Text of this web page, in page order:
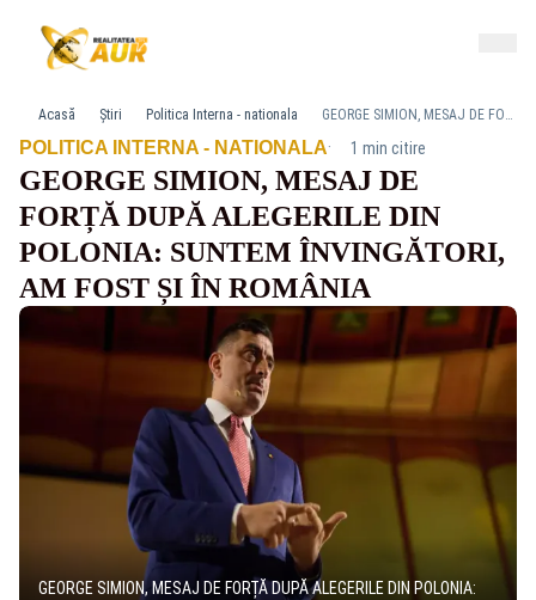
Acasă Știri Politica Interna - nationala GEORGE SIMION, MESAJ DE FORȚĂ DUPĂ ALEGERILE DIN POLONIA: SUNTEM ÎNVINGĂTORI, AM FOST ȘI ÎN ROMÂNIA
POLITICA INTERNA - NATIONALA· 1 min citire
GEORGE SIMION, MESAJ DE
FORȚĂ DUPĂ ALEGERILE DIN
POLONIA: SUNTEM ÎNVINGĂTORI,
AM FOST ȘI ÎN ROMÂNIA
GEORGE SIMION, MESAJ DE FORȚĂ DUPĂ ALEGERILE DIN POLONIA: